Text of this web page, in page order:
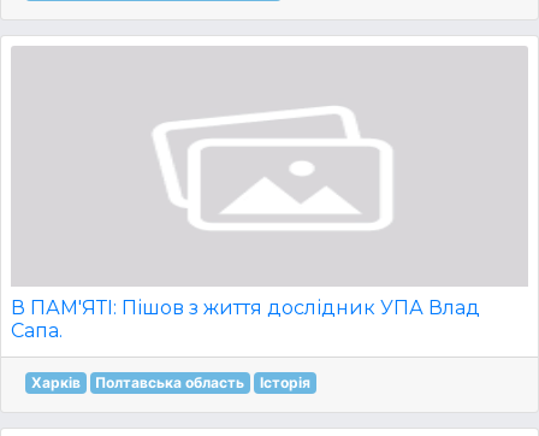
В ПАМ'ЯТІ: Пішов з життя дослідник УПА Влад
Сапа.
Харків Полтавська область Історія